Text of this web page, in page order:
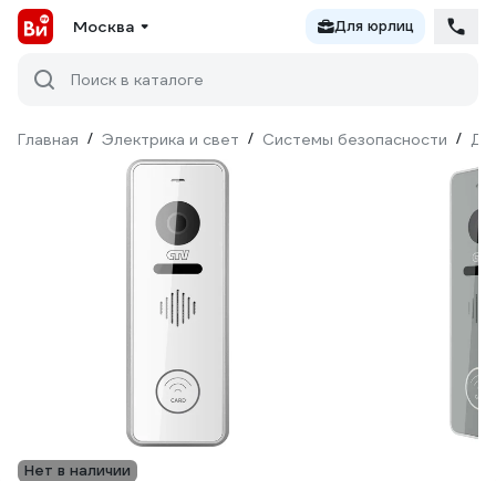
Москва Для юрлиц
Поиск в каталоге
Главная / Электрика и свет / Системы безопасности /
Нет в наличии